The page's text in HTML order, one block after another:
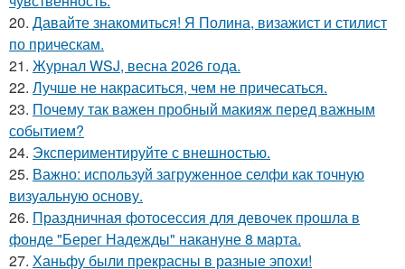
20. Давайте знакомиться! Я Полина, визажист и стилист
по прическам.
21. Журнал WSJ, весна 2026 года.
22. Лучше не накраситься, чем не причесаться.
23. Почему так важен пробный макияж перед важным
событием?
24. Экспериментируйте с внешностью.
25. Важно: используй загруженное селфи как точную
визуальную основу.
26. Праздничная фотосессия для девочек прошла в
фонде "Берег Надежды" накануне 8 марта.
27. Ханьфу были прекрасны в разные эпохи!